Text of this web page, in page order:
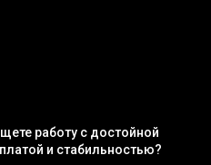
работу с достойной
и стабильностью?